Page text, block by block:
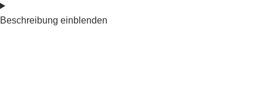
Beschreibung einblenden